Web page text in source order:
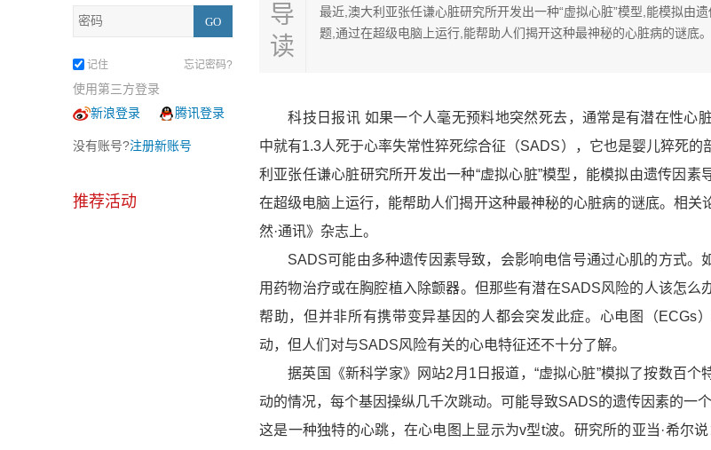
记住 忘记密码?
使用第三方登录
新浪登录
腾讯登录
没有账号?注册新账号
推荐活动
导
读
最近,澳大利亚张任谦心脏研究所开发出一种“虚拟心脏”模型,能模拟由
题,通过在超级电脑上运行,能帮助人们揭开这种最神秘的心脏病的谜底。
科技日报讯 如果一个人毫无预料地突然死去，通常是有潜在性心
中就有1.3人死于心率失常性猝死综合征（SADS），它也是婴儿猝死的
利亚张任谦心脏研究所开发出一种“虚拟心脏”模型，能模拟由遗传因素
在超级电脑上运行，能帮助人们揭开这种最神秘的心脏病的谜底。相关
然·通讯》杂志上。
SADS可能由多种遗传因素导致，会影响电信号通过心肌的方式。
用药物治疗或在胸腔植入除颤器。但那些有潜在SADS风险的人该怎么
帮助，但并非所有携带变异基因的人都会突发此症。心电图（ECGs
动，但人们对与SADS风险有关的心电特征还不十分了解。
据英国《新科学家》网站2月1日报道，“虚拟心脏”模拟了按数百个
动的情况，每个基因操纵几千次跳动。可能导致SADS的遗传因素的一个
这是一种独特的心跳，在心电图上显示为v型t波。研究所的亚当·希尔